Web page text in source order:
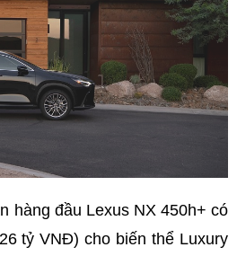
hàng đầu Lexus NX 450h+ có
tỷ VNĐ) cho biến thể Luxury